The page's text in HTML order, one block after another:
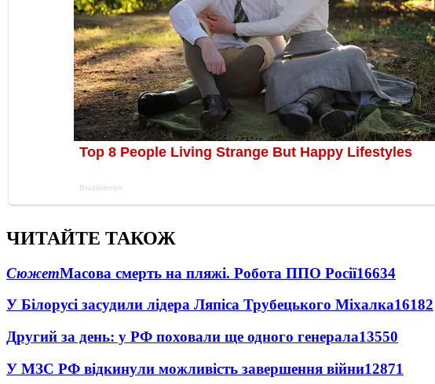
ЧИТАЙТЕ ТАКОЖ
СюжетМасова смерть на пляжі. Робота ППО Росії16634
У Білорусі засудили лідера Ляпіса Трубецького Міхалка16182
Другий за день: у РФ поховали ще одного генерала13550
У МЗС РФ відкинули можливість завершення війни12871